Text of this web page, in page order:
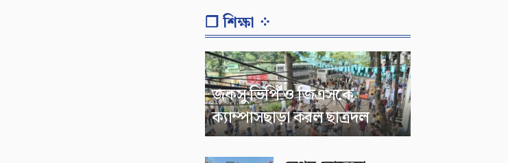
❐ শিক্ষা ⁘
জকসু ভিপি ও জিএসকে
ক্যাম্পাসছাড়া করল ছাত্রদল